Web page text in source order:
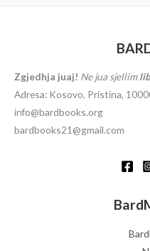
Zgjedhja juaj! Ne jua sjellim
Adresa: Kosovo, Pristina,
info@bardbooks.org
bardbooks21@gmail.com